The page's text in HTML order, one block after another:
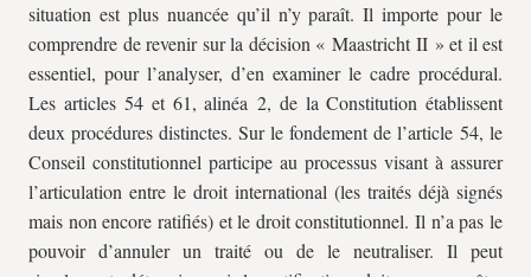
situation est plus nuancée qu’il n’y paraît. Il importe pour le
comprendre de revenir sur la décision « Maastricht II » et il est
essentiel, pour l’analyser, d’en examiner le cadre procédural.
Les articles 54 et 61, alinéa 2, de la Constitution établissent
deux procédures distinctes. Sur le fondement de l’article 54, le
Conseil constitutionnel participe au processus visant à assurer
l’articulation entre le droit international (les traités déjà signés
mais non encore ratifiés) et le droit constitutionnel. Il n’a pas le
pouvoir d’annuler un traité ou de le neutraliser. Il peut